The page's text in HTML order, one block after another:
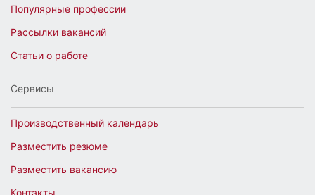
Популярные профессии
Рассылки вакансий
Статьи о работе
Сервисы
Производственный календарь
Разместить резюме
Разместить вакансию
Контакты